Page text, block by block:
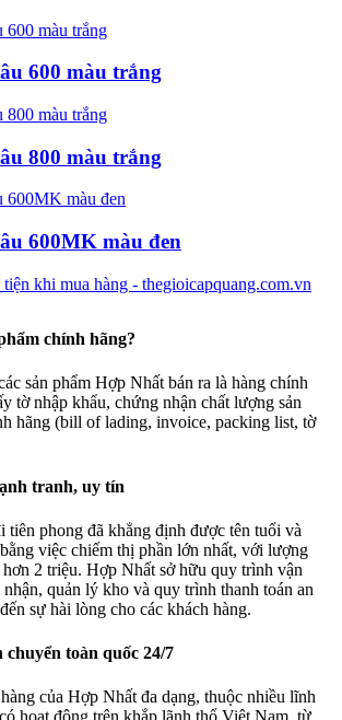
600 màu trắng
800 màu trắng
600MK màu đen
chính hãng?
sản phẩm Hợp Nhất bán ra là hàng chính
tờ nhập khẩu, chứng nhận chất lượng sản
hãng (bill of lading, invoice, packing list, tờ
tranh, uy tín
tiên phong đã khẳng định được tên tuổi và
việc chiếm thị phần lớn nhất, với lượng
2 triệu. Hợp Nhất sở hữu quy trình vận
quản lý kho và quy trình thanh toán an
sự hài lòng cho các khách hàng.
toàn quốc 24/7
của Hợp Nhất đa dạng, thuộc nhiều lĩnh